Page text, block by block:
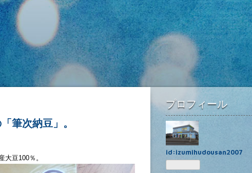
筆次納豆」。
大豆100％。
プロフィール
id:izumihudousan2007